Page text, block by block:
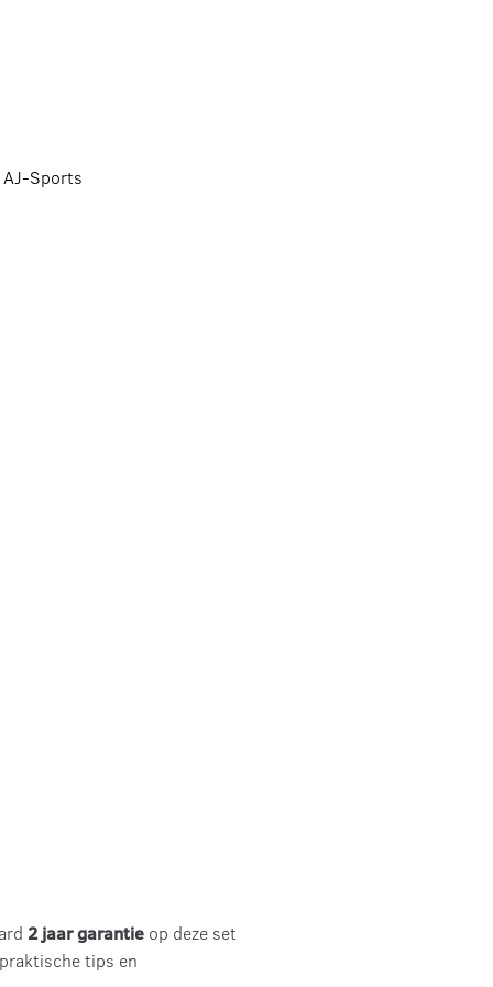
Sports
2 jaar garantie op deze set
tips en